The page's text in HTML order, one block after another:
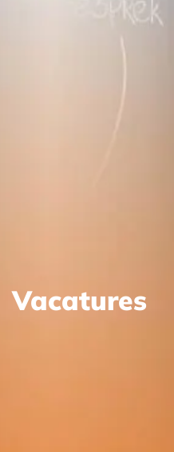
Vacatures